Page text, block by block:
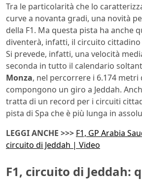
Tra le particolarità che lo
curve a novanta gradi, una novità
della F1. Ma questa pista ha anche
diventerà, infatti, il circuito cittadino
Si prevede, infatti, una velocità
seconda in tutto il calendario
Monza, nel percorrere i 6.174 metri
compongono un giro a Jeddah.
tratta di un record per i circuiti
pista di Spa che è più lunga in
LEGGI ANCHE >>> F1, GP Arabia
circuito di Jeddah | Video
F1, circuito di Jeddah: